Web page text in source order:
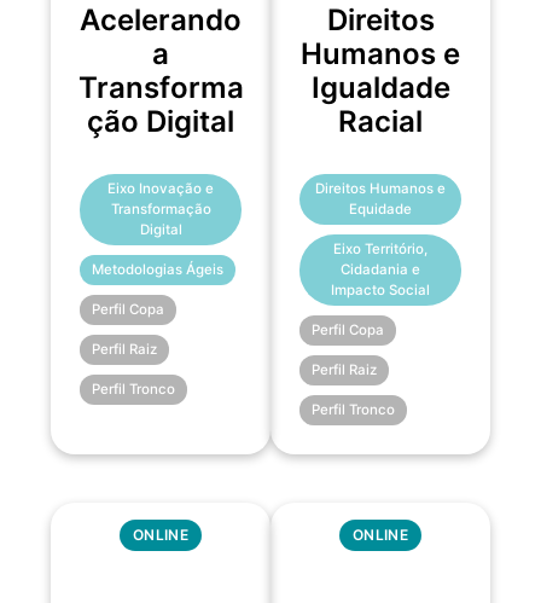
Acelerando
a
Transforma
ção Digital
Eixo Inovação e
Transformação
Digital
Metodologias Ágeis
Perfil Copa
Perfil Raiz
Perfil Tronco
Direitos
Humanos e
Igualdade
Racial
Direitos Humanos e
Equidade
Eixo Território,
Cidadania e
Impacto Social
Perfil Copa
Perfil Raiz
Perfil Tronco
ONLINE ONLINE